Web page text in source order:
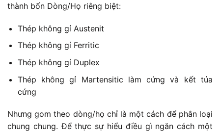
thành bốn Dòng/Họ riêng biệt:
Thép không gỉ Austenit
Thép không gỉ Ferritic
Thép không gỉ Duplex
Thép không gỉ Martensitic làm cứng và kết tủa
cứng
Nhưng gom theo dòng/họ chỉ là một cách để phân loại
chung chung. Để thực sự hiểu điều gì ngăn cách một